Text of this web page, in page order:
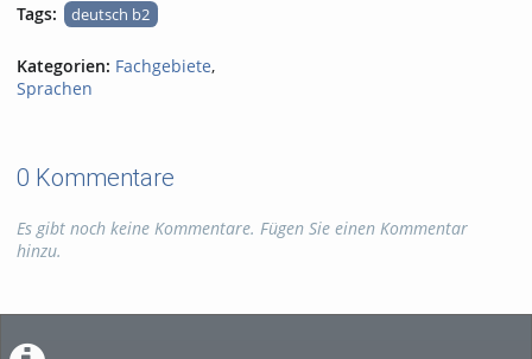
Tags: deutsch b2
Kategorien: Fachgebiete,
Sprachen
0 Kommentare
Es gibt noch keine Kommentare. Fügen Sie einen Kommentar
hinzu.